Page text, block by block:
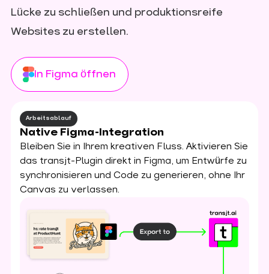
Lücke zu schließen und produktionsreife
Websites zu erstellen.
In Figma öffnen
Arbeitsablauf
Native Figma-Integration
Bleiben Sie in Ihrem kreativen Fluss. Aktivieren Sie
das transjt-Plugin direkt in Figma, um Entwürfe zu
synchronisieren und Code zu generieren, ohne Ihr
Canvas zu verlassen.